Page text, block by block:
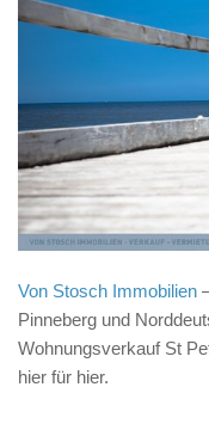
Von Stosch Immobilien
Pinneberg und
Wohnungsverkauf St
hier für hier.